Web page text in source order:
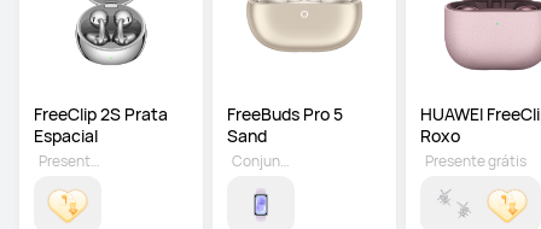
FreeClip 2S Prata
Espacial
Presente grátis
FreeBuds Pro 5
Sand
Conjunto Opcional
HUAWEI
Roxo
Presente grátis